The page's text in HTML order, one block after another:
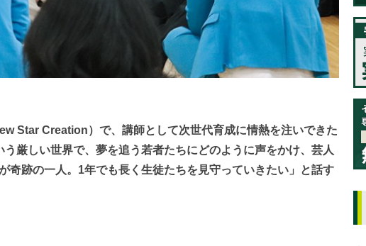
Star Creation）で、講師として次世代育成に情熱を注いできた
厳しい世界で、夢を追う若者たちにどのように声をかけ、芸人
奇跡の一人。1年でも長く生徒たちを見守っていきたい」と話す